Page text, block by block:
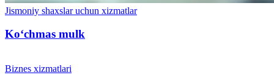
Jismoniy shaxslar uchun xizmatlar
Ko‘chmas mulk
Biznes xizmatlari